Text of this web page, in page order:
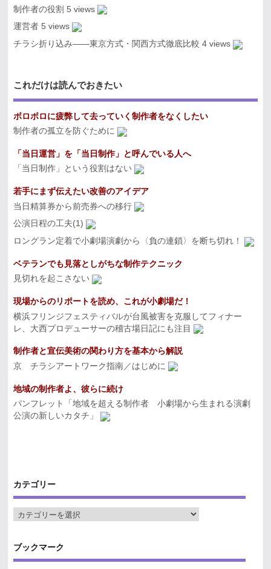
制作者の役割 5 views
運営者 5 views
チラシ折り込み――東京方式・関西方式徹底比較 4 views
これだけは読んでおきたい
ボロボロに疲弊して去っていく制作者をなくしたい
制作者の孤立を防ぐために
「当日運営」を「当日制作」と呼んでいる人へ
「当日制作」という役割はない
若手にまず伝えたい改善のアイデア
当日精算券から前売券への移行
公演日程の工夫(1)
ロングラン定着で小劇場演劇から〈負の連鎖〉を断ち切れ！
ベテランでも見落としがちな制作テクニック
見切れを起こさない
現場からのリポートを読め、これが小劇場だ！
横浜フリンジフェスティバルが台風被害を克服してフィナー
レ、大西プロデューサーの稽古場日記にも注目
制作者と宣伝美術の関わり方を基本から解説
京 チラシアートワーク指南／はじめに
地域の制作者よ、彼らに続け
パンフレット「地域を超える制作者 小劇場から生まれる演劇
公演の新しいカタチ」
カテゴリー
ブックマーク